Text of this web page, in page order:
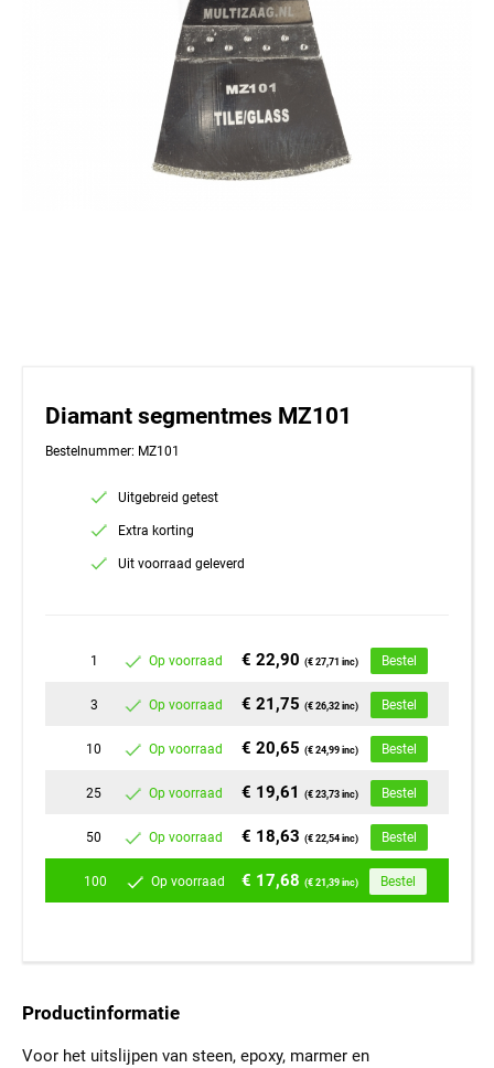
Diamant segmentmes MZ101
Bestelnummer: MZ101
Uitgebreid getest
Extra korting
Uit voorraad geleverd
1 Op voorraad € 22,90(€ 27,71 inc) Bestel
3 Op voorraad € 21,75(€ 26,32 inc) Bestel
10 Op voorraad € 20,65(€ 24,99 inc) Bestel
25 Op voorraad € 19,61(€ 23,73 inc) Bestel
50 Op voorraad € 18,63(€ 22,54 inc) Bestel
100 Op voorraad € 17,68(€ 21,39 inc) Bestel
Productinformatie
Voor het uitslijpen van steen, epoxy, marmer en